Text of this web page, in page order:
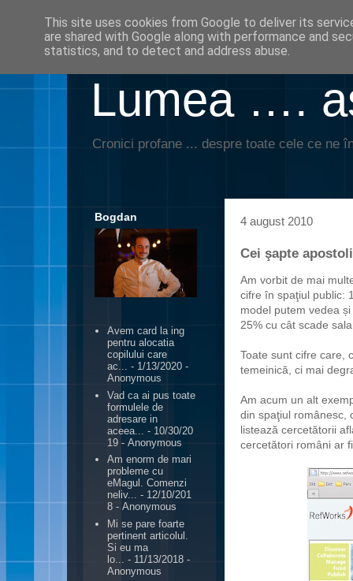
Lumea ….
Cronici profane ... despre toate cele ce ne
4 august 2010
Cei şapte
Am vorbit de mai
cifre în spaţiul public:
model putem vedea
25% cu cât scade
Toate sunt cifre care,
temeinică, ci mai
Am acum un alt
din spaţiul românesc,
listează cercetătorii
cercetători români ar
Bogdan
Avem card la ing
pentru alocatia
copilului care
ac... - 1/13/2020 -
Anonymous
Vad ca ai pus toate
formulele de
adresare in
aceea...
- 10/30/20
19 - Anonymous
Am enorm de mari
probleme cu
eMagul. Comenzi
neliv... - 12/10/201
8 - Anonymous
Mi se pare foarte
pertinent articolul.
Si eu ma
lo...
- 11/13/2018 -
Anonymous
This site uses cookies from Google to deliver its
are shared with Google along with performance and
statistics, and to detect and address abuse.